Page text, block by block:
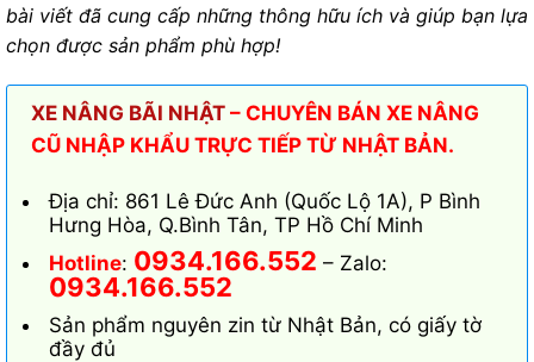
bài viết đã cung cấp những thông hữu ích và giúp bạn lựa
chọn được sản phẩm phù hợp!
XE NÂNG BÃI NHẬT – CHUYÊN BÁN XE NÂNG
CŨ NHẬP KHẨU TRỰC TIẾP TỪ NHẬT BẢN.
Địa chỉ: 861 Lê Đức Anh (Quốc Lộ 1A), P Bình
Hưng Hòa, Q.Bình Tân, TP Hồ Chí Minh
Hotline: 0934.166.552 – Zalo:
0934.166.552
Sản phẩm nguyên zin từ Nhật Bản, có giấy tờ
đầy đủ